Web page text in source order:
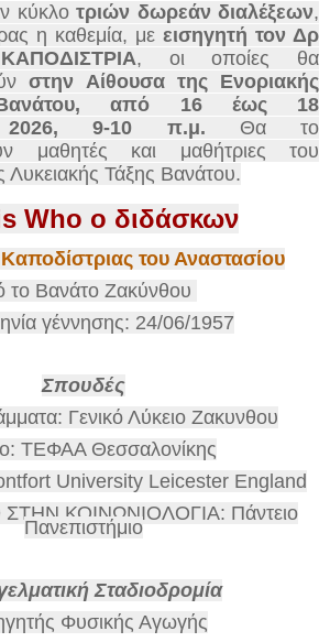
κύκλο τριών δωρεάν διαλέξεων,
η καθεμία, με εισηγητή τον Δρ
, οι οποίες θα
στην Αίθουσα της Ενοριακής
από 16 έως 18
2026, 9-10 π.μ. Θα το
μαθητές και μαθήτριες του
Λυκειακής Τάξης Βανάτου.
Who ο διδάσκων
του Αναστασίου
το Βανάτο Ζακύνθου
γέννησης: 24/06/1957
Σπουδές
Γενικό Λύκειο Ζακυνθου
ΤΕΦΑΑ Θεσσαλονίκης
University Leicester England
ΚΟΙΝΩΝΙΟΛΟΓΙΑ: Πάντειο
Πανεπιστήμιο
Σταδιοδρομία
Φυσικής Αγωγής